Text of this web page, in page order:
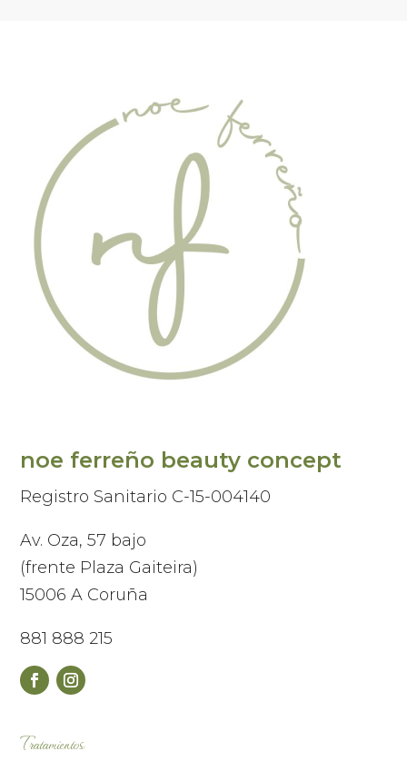
noe ferreño beauty concept
Registro Sanitario C-15-004140
Av. Oza, 57 bajo
(frente Plaza Gaiteira)
15006 A Coruña
881 888 215
Tratamientos